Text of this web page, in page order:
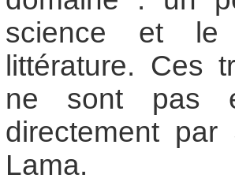
science et le
littérature. Ces
ne sont pas
directement
Lama.